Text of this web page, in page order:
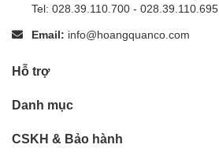
Tel: 028.39.110.700 - 028.39.110.695
Email: info@hoangquanco.com
Hỗ trợ
Danh mục
CSKH & Bảo hành